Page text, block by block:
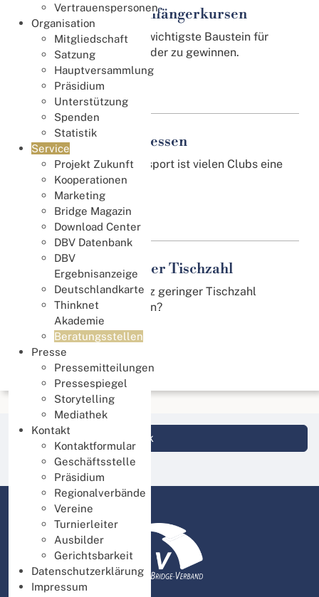
Vertrauenspersonen
Organisation
Mitgliedschaft
Satzung
Hauptversammlung
Präsidium
Unterstützung
Spenden
Statistik
Service
Projekt Zukunft
Kooperationen
Marketing
Bridge Magazin
Download Center
DBV Datenbank
DBV
Ergebnisanzeige
Deutschlandkarte
Thinknet
Akademie
Beratungsstellen
Presse
Pressemitteilungen
Pressespiegel
Storytelling
Mediathek
Kontakt
Kontaktformular
Geschäftsstelle
Präsidium
Regionalverbände
Vereine
Turnierleiter
Ausbilder
Gerichtsbarkeit
Datenschutzerklärung
Impressum
Organisation von Anfängerkursen
Anfängerkurse sind der wichtigste Baustein für
Vereine, um neue Mitglieder zu gewinnen.
Weiterlesen
Organisation von Messen
Werbung für den Bridgesport ist vielen Clubs eine
Herzensangelegenheit!
Weiterlesen
Turniere mit geringer Tischzahl
Wie können Turniere trotz geringer Tischzahl
attraktiv gestaltet werden?
Weiterlesen
Login DBV Datenbank